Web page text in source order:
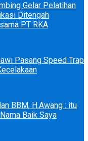
Gelar Pelatihan
Ditengah
PT RKA
Pasang Speed Trap
BBM, H.Awang : itu
Baik Saya